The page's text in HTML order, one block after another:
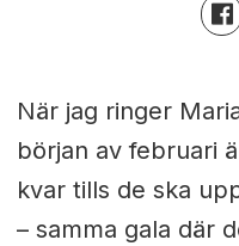
När jag ringer
början av februari
kvar tills de ska
– samma gala där